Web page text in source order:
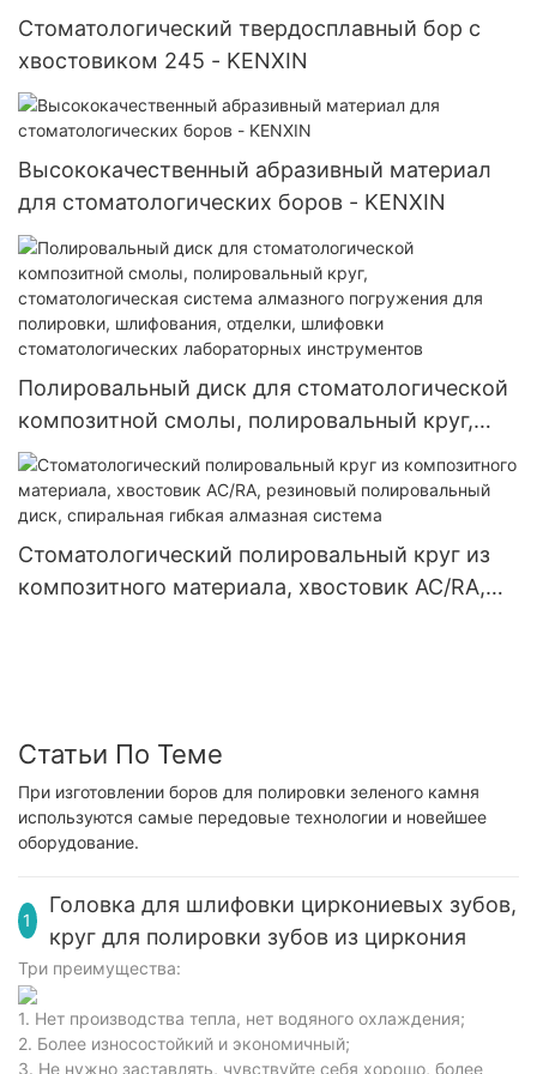
Стоматологический твердосплавный бор с
хвостовиком 245 - KENXIN
Высококачественный абразивный материал
для стоматологических боров - KENXIN
Полировальный диск для стоматологической
композитной смолы, полировальный круг,
стоматологическая система алмазного
погружения для полировки, шлифования,
отделки, шлифовки стоматологических
лабораторных инструментов
Стоматологический полировальный круг из
композитного материала, хвостовик AC/RA,
Статьи По Теме
При изготовлении боров для полировки зеленого камня
используются самые передовые технологии и новейшее
оборудование.
1
Головка для шлифовки циркониевых зубов,
круг для полировки зубов из циркония
Три преимущества:
1. Нет производства тепла, нет водяного охлаждения;
2. Более износостойкий и экономичный;
3. Не нужно заставлять, чувствуйте себя хорошо, более